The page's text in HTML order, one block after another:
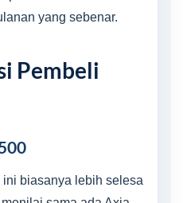
yang sebenar.
Pembeli
biasanya lebih selesa